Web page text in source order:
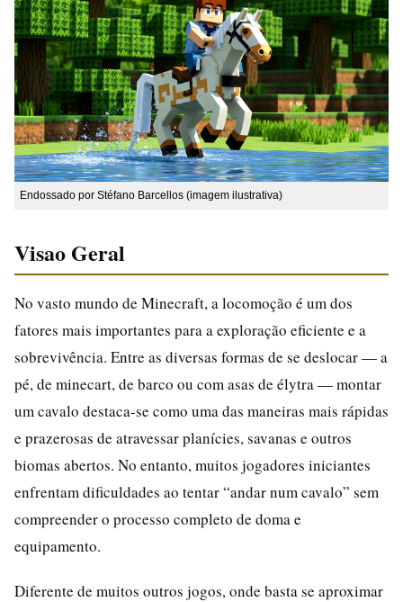
Endossado por Stéfano Barcellos (imagem ilustrativa)
Visao Geral
No vasto mundo de Minecraft, a locomoção é um dos
fatores mais importantes para a exploração eficiente e a
sobrevivência. Entre as diversas formas de se deslocar — a
pé, de minecart, de barco ou com asas de élytra — montar
um cavalo destaca-se como uma das maneiras mais rápidas
e prazerosas de atravessar planícies, savanas e outros
biomas abertos. No entanto, muitos jogadores iniciantes
enfrentam dificuldades ao tentar “andar num cavalo” sem
compreender o processo completo de doma e
equipamento.
Diferente de muitos outros jogos, onde basta se aproximar